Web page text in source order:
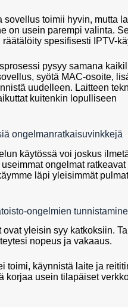
sovellus toimii hyvin, mutta
on usein parempi valinta.
räätälöity spesifisesti IPTV-
pysyy samana
syötä MAC-osoite,
uudelleen. Laitteen
kuitenkin lopulliseen
ongelmanratkaisuvinkkejä
käytössä voi joskus
ongelmat
läpi yleisimmät
ongelmien
yleisin syy katkoksiin.
nopeus ja vakaaus.
toimi, käynnistä laite ja
korjaa usein tilapäiset